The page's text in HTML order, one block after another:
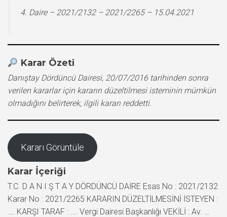
4. Daire – 2021/2132 – 2021/2265 – 15.04.2021
Karar Özeti
Danıştay Dördüncü Dairesi, 20/07/2016 tarihinden sonra
verilen kararlar için kararın düzeltilmesi isteminin mümkün
olmadığını belirterek, ilgili kararı reddetti.
Kararı Görüntüle
Karar İçeriği
T.C. D A N I Ş T A Y DÖRDÜNCÜ DAİRE Esas No : 2021/2132
Karar No : 2021/2265 KARARIN DÜZELTİLMESİNİ İSTEYEN :
…. KARŞI TARAF : …. Vergi Dairesi Başkanlığı VEKİLİ : Av. …